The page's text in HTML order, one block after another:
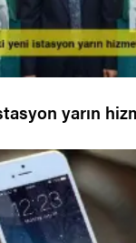
yarın